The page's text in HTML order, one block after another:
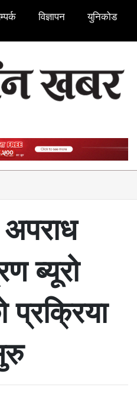
विज्ञापन युनिकोड
अपराध
ब्यूरो
प्रक्रिया